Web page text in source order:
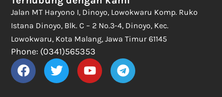
Jalan MT Haryono I, Dinoyo, Lowokwaru Komp. Ruko
Istana Dinoyo, Blk. C – 2 No.3-4, Dinoyo, Kec.
Lowokwaru, Kota Malang, Jawa Timur 61145
Phone: (0341)565353